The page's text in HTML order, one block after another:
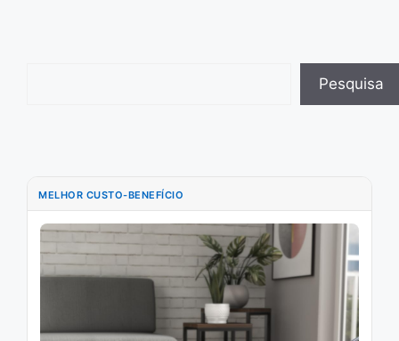
Pesquisa
MELHOR CUSTO-BENEFÍCIO